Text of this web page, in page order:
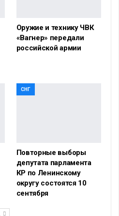
Оружие и технику ЧВК
«Вагнер» передали
российской армии
СНГ
Повторные выборы
депутата парламента
КР по Ленинскому
округу состоятся 10
сентября